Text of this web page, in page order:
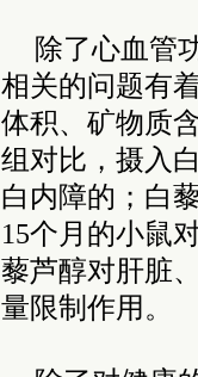
除了心血管
相关的问题有
体积、矿物质
组对比，摄入
白内障的；白
15个月的小鼠
藜芦醇对肝脏
量限制作用。